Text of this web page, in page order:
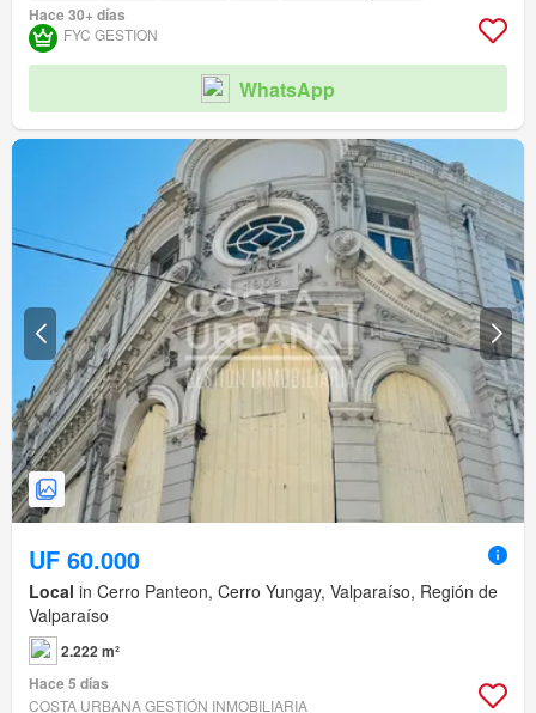
Hace 30+ días
FYC GESTION
WhatsApp
UF 60.000
Local in Cerro Panteon, Cerro Yungay, Valparaíso, Región de
Valparaíso
2.222 m²
Hace 5 días
COSTA URBANA GESTIÓN INMOBILIARIA